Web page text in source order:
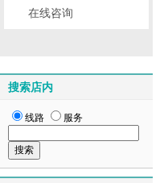
在线咨询
搜索店内
线路 服务